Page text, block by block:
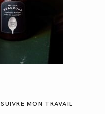
SUIVRE MON TRAVAIL